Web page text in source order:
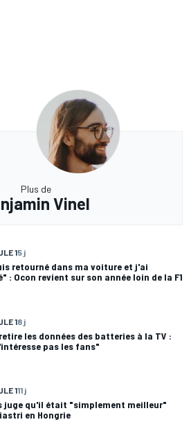
Plus de
Vinel
15 j
retourné dans ma voiture et j'ai
: Ocon revient sur son année loin de la F1
18 j
retire les données des batteries à la TV :
pas les fans"
111 j
juge qu'il était "simplement meilleur"
en Hongrie